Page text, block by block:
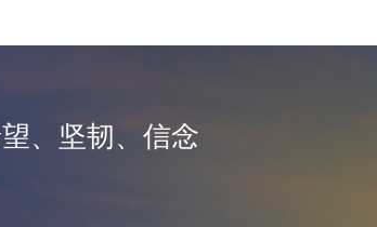
、坚韧、信念